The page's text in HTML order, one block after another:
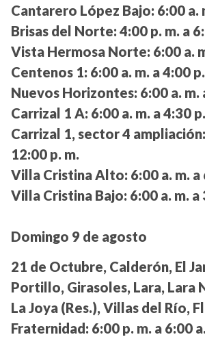
Cantarero López Bajo: 6:00 a.
Brisas del Norte: 4:00 p. m. a
Vista Hermosa Norte: 6:00 a.
Centenos 1: 6:00 a. m. a 4:00
Nuevos Horizontes: 6:00 a. m.
Carrizal 1 A: 6:00 a. m. a 4:30
Carrizal 1, sector 4 ampliación:
12:00 p. m.
Villa Cristina Alto: 6:00 a. m. a
Villa Cristina Bajo: 6:00 a. m. a
Domingo 9 de agosto
21 de Octubre, Calderón, El
Portillo, Girasoles, Lara, Lara
La Joya (Res.), Villas del Río,
Fraternidad: 6:00 p. m. a 6:00